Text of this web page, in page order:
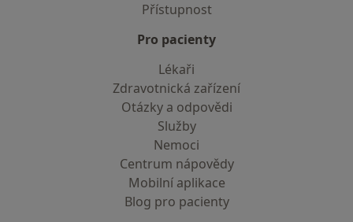
Přístupnost
Pro pacienty
Lékaři
Zdravotnická zařízení
Otázky a odpovědi
Služby
Nemoci
Centrum nápovědy
Mobilní aplikace
Blog pro pacienty